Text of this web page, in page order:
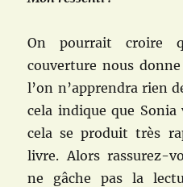
On pourrait croire
couverture nous
l’on n’apprendra rien
cela indique que Sonia
cela se produit très
livre. Alors rassurez-
ne gâche pas la